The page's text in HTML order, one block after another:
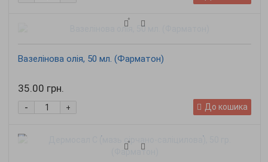
Вазелінова олія, 50 мл. (Фарматон)
35.00 грн.
+
- До кошика